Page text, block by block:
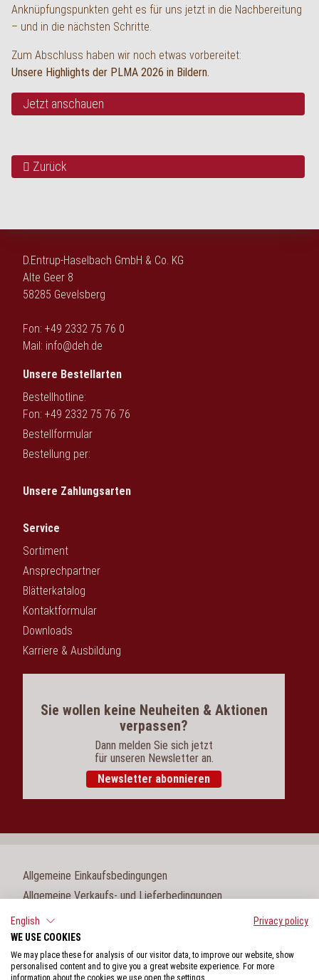
Anknüpfungspunkten geht es für uns jetzt in die Nachbereitung
– und in die nächsten Schritte.
Zum Abschluss haben wir noch etwas vorbereitet:
Unsere Highlights der PLMA 2026 in Bildern.
Jetzt anschauen
Zurück
D.Entrup-Haselbach GmbH & Co. KG
Alte Geer 8
58285 Gevelsberg
Fon: +49 2332 75 76 0
Mail: info@deh.de
Unsere Bestellarten
Bestellhotline:
Fon: +49 2332 75 76 76
Bestellformular
Bestellung per:
Unsere Zahlungsarten
Service
Sortiment
Ansprechpartner
Blätterkatalog
Kontaktformular
Downloads
Karriere & Ausbildung
Sie wollen keine Neuheiten & Aktionen
verpassen?
Dann melden Sie sich jetzt
für unseren Newsletter an.
Newsletter abonnieren
Allgemeine Einkaufsbedingungen
Allgemeine Verkaufs- und Lieferbedingungen
Impressum
Datenschutz
English
Privacy policy
WE USE COOKIES
We may place these for analysis of our visitor data, to improve our website, show
personalised content and to give you a great website experience. For more
information about the cookies we use open the settings.